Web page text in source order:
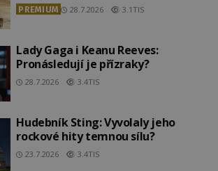
PREMIUM 28.7.2026 3.1TIS
Lady Gaga i Keanu Reeves:
Pronásledují je přízraky?
28.7.2026 3.4TIS
Hudebník Sting: Vyvolaly jeho
rockové hity temnou sílu?
23.7.2026 3.4TIS